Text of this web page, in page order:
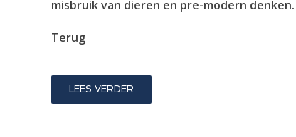
misbruik van dieren en pre-modern denken.
Terug
LEES VERDER